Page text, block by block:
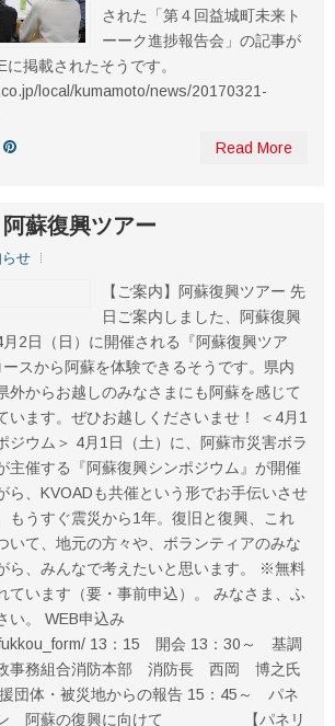
された「第４回益城町未来ト
ーーク進捗報告会」の記事が
掲載されたそうです。
local/kumamoto/news/20170321-
Read More
阿蘇復興ツアー
せ
【ご案内】阿蘇復興ツアー 先
日ご案内しました、阿蘇復興
2日（日）に開催される『阿蘇復興ツア
スから阿蘇を体験できるそうです。県内
外からお越しのみなさまにも阿蘇を感じて
います。ぜひお越しくださいませ！ ＜4月1
ジウム＞ 4月1日（土）に、阿蘇市災害ボラ
主催する『阿蘇復興シンポジウム』が開催
ら、KVOADも共催という形でお手伝いさせ
もうすぐ震災から1年。復旧と復興、これ
いて、地元の方々や、ボランティアのみな
ら、みんなで考えたいと思います。 ※無料
ています（要・事前申込）。 みなさま、ふ
い。 WEB申込み
13：15 開会 13：30～ 基調
事務組合消防本部 消防長 西岡 博之氏
団体・被災地からの報告 15：45～ パネ
ョン 阿蘇の復興に向けて 【パネリ